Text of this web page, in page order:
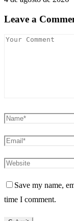
Leave a
Save my name,
time I comment.